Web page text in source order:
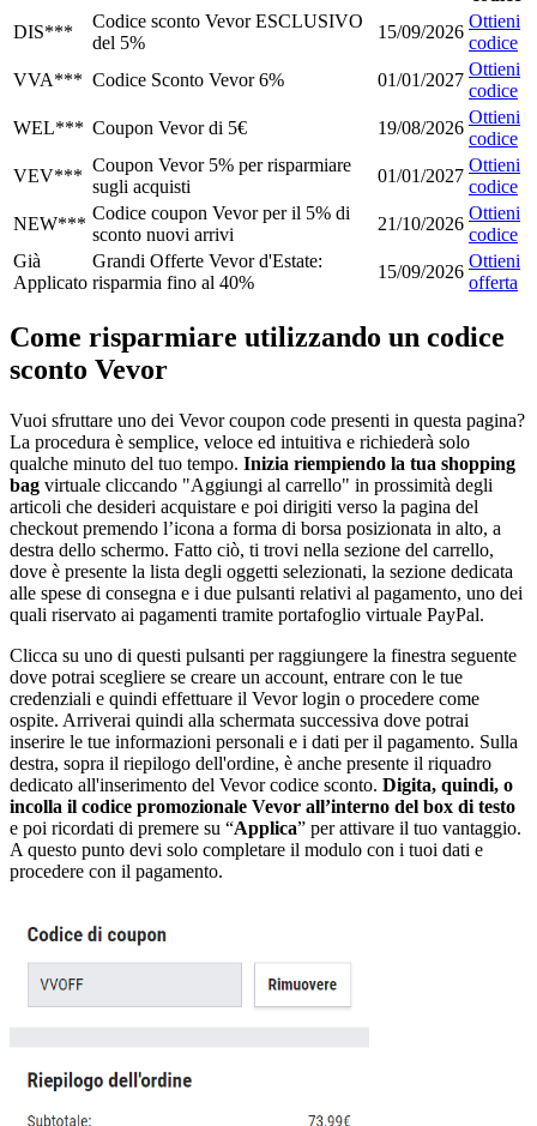
DIS***
Codice sconto Vevor ESCLUSIVO
del 5%
15/09/2026
Ottieni
codice
VVA*** Codice Sconto Vevor 6% 01/01/2027
Ottieni
codice
WEL*** Coupon Vevor di 5€ 19/08/2026
Ottieni
codice
VEV***
Coupon Vevor 5% per risparmiare
sugli acquisti
01/01/2027
Ottieni
codice
NEW***
Codice coupon Vevor per il 5% di
sconto nuovi arrivi
21/10/2026
Ottieni
codice
Già
Applicato
Grandi Offerte Vevor d'Estate:
risparmia fino al 40%
15/09/2026
Ottieni
offerta
Come risparmiare utilizzando un codice
sconto Vevor
Vuoi sfruttare uno dei Vevor coupon code presenti in questa pagina?
La procedura è semplice, veloce ed intuitiva e richiederà solo
qualche minuto del tuo tempo. Inizia riempiendo la tua shopping
bag virtuale cliccando "Aggiungi al carrello" in prossimità degli
articoli che desideri acquistare e poi dirigiti verso la pagina del
checkout premendo l’icona a forma di borsa posizionata in alto, a
destra dello schermo. Fatto ciò, ti trovi nella sezione del carrello,
dove è presente la lista degli oggetti selezionati, la sezione dedicata
alle spese di consegna e i due pulsanti relativi al pagamento, uno dei
quali riservato ai pagamenti tramite portafoglio virtuale PayPal.
Clicca su uno di questi pulsanti per raggiungere la finestra seguente
dove potrai scegliere se creare un account, entrare con le tue
credenziali e quindi effettuare il Vevor login o procedere come
ospite. Arriverai quindi alla schermata successiva dove potrai
inserire le tue informazioni personali e i dati per il pagamento. Sulla
destra, sopra il riepilogo dell'ordine, è anche presente il riquadro
dedicato all'inserimento del Vevor codice sconto. Digita, quindi, o
incolla il codice promozionale Vevor all’interno del box di testo
e poi ricordati di premere su “Applica” per attivare il tuo vantaggio.
A questo punto devi solo completare il modulo con i tuoi dati e
procedere con il pagamento.